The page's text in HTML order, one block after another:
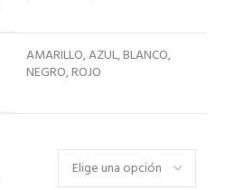
AMARILLO, AZUL, BLANCO,
NEGRO, ROJO